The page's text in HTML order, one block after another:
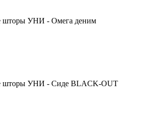
шторы УНИ - Омега деним
шторы УНИ - Сиде BLACK-OUT